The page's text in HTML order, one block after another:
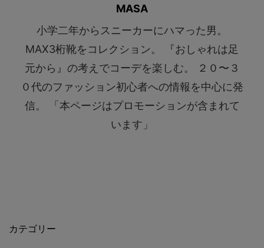
MASA
小学二年からスニーカーにハマった男。
MAX3桁靴をコレクション。 『おしゃれは足
元から』の考えでコーデを楽しむ。 ２０〜３
０代のファッション初心者への情報を中心に発
信。 「本ページはプロモーションが含まれて
います」
カテゴリー